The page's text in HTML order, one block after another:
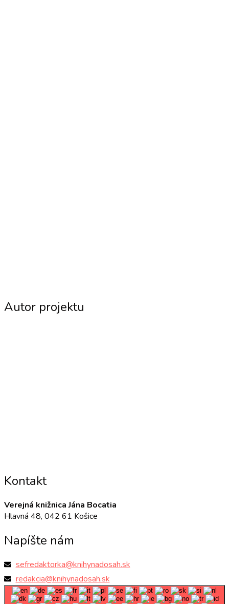
Autor projektu
Kontakt
Verejná knižnica Jána Bocatia
Hlavná 48, 042 61 Košice
Napíšte nám
sefredaktorka@knihynadosah.sk
redakcia@knihynadosah.sk